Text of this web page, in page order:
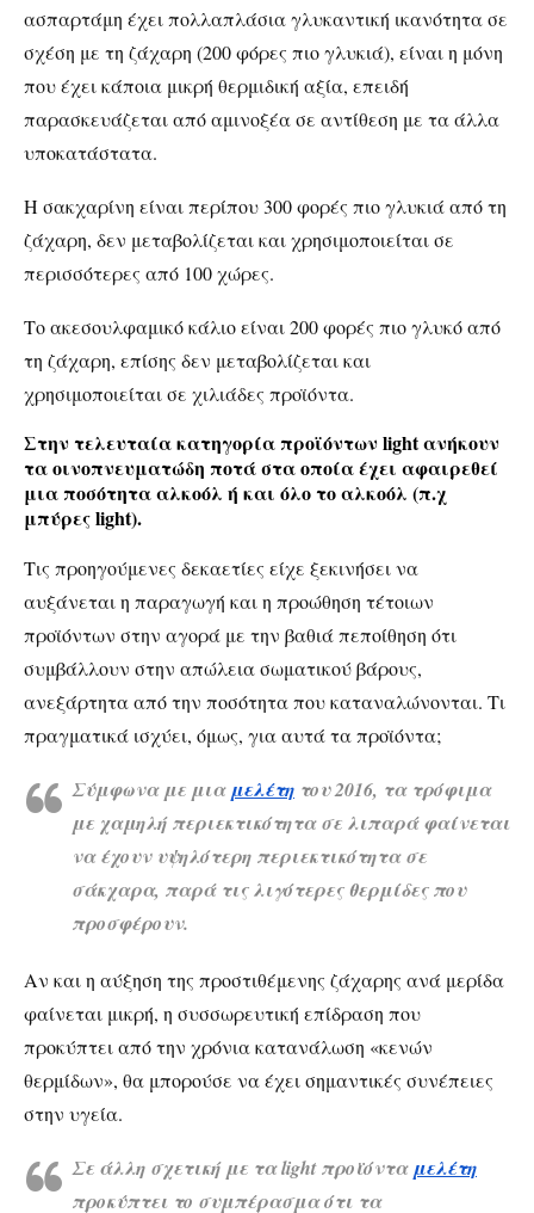
ασπαρτάμη έχει πολλαπλάσια γλυκαντική ικανότητα σε
σχέση με τη ζάχαρη (200 φόρες πιο γλυκιά), είναι η μόνη
που έχει κάποια μικρή θερμιδική αξία, επειδή
παρασκευάζεται από αμινοξέα σε αντίθεση με τα άλλα
υποκατάστατα.
Η σακχαρίνη είναι περίπου 300 φορές πιο γλυκιά από τη
ζάχαρη, δεν μεταβολίζεται και χρησιμοποιείται σε
περισσότερες από 100 χώρες.
Το ακεσουλφαμικό κάλιο είναι 200 φορές πιο γλυκό από
τη ζάχαρη, επίσης δεν μεταβολίζεται και
χρησιμοποιείται σε χιλιάδες προϊόντα.
Στην τελευταία κατηγορία προϊόντων light ανήκουν
τα οινοπνευματώδη ποτά στα οποία έχει αφαιρεθεί
μια ποσότητα αλκοόλ ή και όλο το αλκοόλ (π.χ
μπύρες light).
Τις προηγούμενες δεκαετίες είχε ξεκινήσει να
αυξάνεται η παραγωγή και η προώθηση τέτοιων
προϊόντων στην αγορά με την βαθιά πεποίθηση ότι
συμβάλλουν στην απώλεια σωματικού βάρους,
ανεξάρτητα από την ποσότητα που καταναλώνονται. Τι
πραγματικά ισχύει, όμως, για αυτά τα προϊόντα;
Σύμφωνα με μιαμελέτη του 2016, τα τρόφιμα
με χαμηλή περιεκτικότητα σε λιπαρά φαίνεται
να έχουν υψηλότερη περιεκτικότητα σε
σάκχαρα, παρά τις λιγότερες θερμίδες που
προσφέρουν.
Αν και η αύξηση της προστιθέμενης ζάχαρης ανά μερίδα
φαίνεται μικρή, η συσσωρευτική επίδραση που
προκύπτει από την χρόνια κατανάλωση «κενών
θερμίδων», θα μπορούσε να έχει σημαντικές συνέπειες
στην υγεία.
Σε άλλη σχετική με τα light προϊόνταμελέτη
προκύπτει το συμπέρασμα ότι τα